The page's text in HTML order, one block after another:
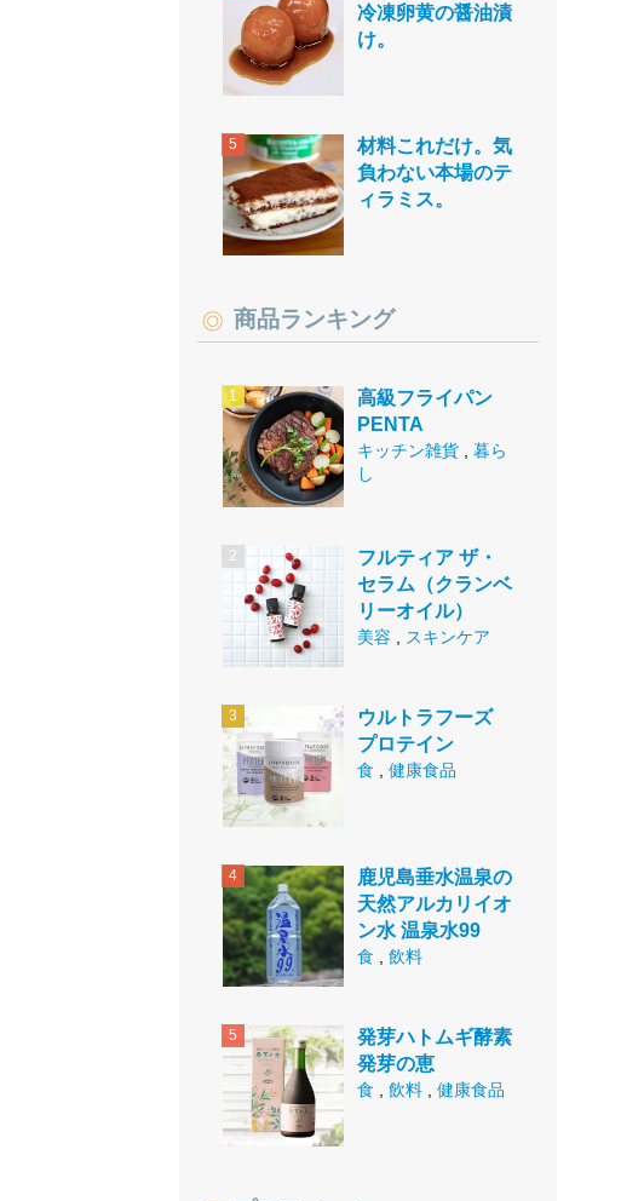
冷凍卵黄の醤油漬
け。
材料これだけ。気
負わない本場のテ
ィラミス。
商品ランキング
高級フライパン
PENTA
キッチン雑貨
暮ら
し
フルティア ザ・
セラム（クランベ
リーオイル）
美容 スキンケア
ウルトラフーズ
プロテイン
食 健康食品
鹿児島垂水温泉の
天然アルカリイオ
ン水 温泉水99
食 飲料
発芽ハトムギ酵素
発芽の恵
食 飲料 健康食品